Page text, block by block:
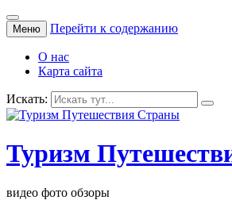
Меню Перейти к содержанию
О нас
Карта сайта
Искать:
Туризм
видео фото обзоры